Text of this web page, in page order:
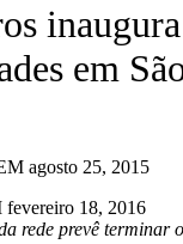
em
agosto 25, 2015
18, 2016
rede prevê terminar